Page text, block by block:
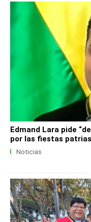
Edmand Lara pide
por las fiestas patrias
Noticias